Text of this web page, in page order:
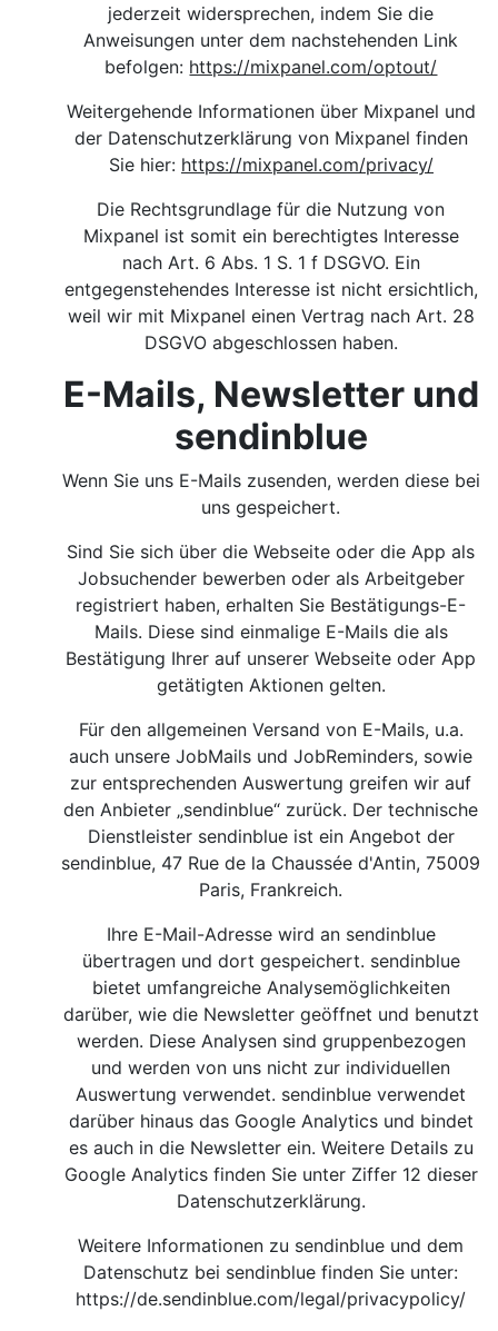
jederzeit widersprechen, indem Sie die
Anweisungen unter dem nachstehenden Link
befolgen: https://mixpanel.com/optout/
Weitergehende Informationen über Mixpanel und
der Datenschutzerklärung von Mixpanel finden
Sie hier: https://mixpanel.com/privacy/
Die Rechtsgrundlage für die Nutzung von
Mixpanel ist somit ein berechtigtes Interesse
nach Art. 6 Abs. 1 S. 1 f DSGVO. Ein
entgegenstehendes Interesse ist nicht ersichtlich,
weil wir mit Mixpanel einen Vertrag nach Art. 28
DSGVO abgeschlossen haben.
E-Mails, Newsletter und
sendinblue
Wenn Sie uns E-Mails zusenden, werden diese bei
uns gespeichert.
Sind Sie sich über die Webseite oder die App als
Jobsuchender bewerben oder als Arbeitgeber
registriert haben, erhalten Sie Bestätigungs-E-
Mails. Diese sind einmalige E-Mails die als
Bestätigung Ihrer auf unserer Webseite oder App
getätigten Aktionen gelten.
Für den allgemeinen Versand von E-Mails, u.a.
auch unsere JobMails und JobReminders, sowie
zur entsprechenden Auswertung greifen wir auf
den Anbieter „sendinblue“ zurück. Der technische
Dienstleister sendinblue ist ein Angebot der
sendinblue, 47 Rue de la Chaussée d'Antin, 75009
Paris, Frankreich.
Ihre E-Mail-Adresse wird an sendinblue
übertragen und dort gespeichert. sendinblue
bietet umfangreiche Analysemöglichkeiten
darüber, wie die Newsletter geöffnet und benutzt
werden. Diese Analysen sind gruppenbezogen
und werden von uns nicht zur individuellen
Auswertung verwendet. sendinblue verwendet
darüber hinaus das Google Analytics und bindet
es auch in die Newsletter ein. Weitere Details zu
Google Analytics finden Sie unter Ziffer 12 dieser
Datenschutzerklärung.
Weitere Informationen zu sendinblue und dem
Datenschutz bei sendinblue finden Sie unter:
https://de.sendinblue.com/legal/privacypolicy/